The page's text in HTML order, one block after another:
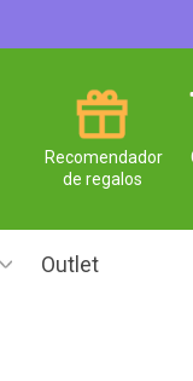
Recomendador
de regalos
Outlet